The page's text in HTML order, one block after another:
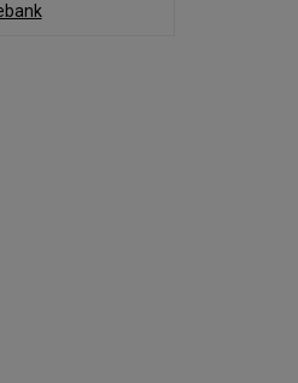
Voormalig